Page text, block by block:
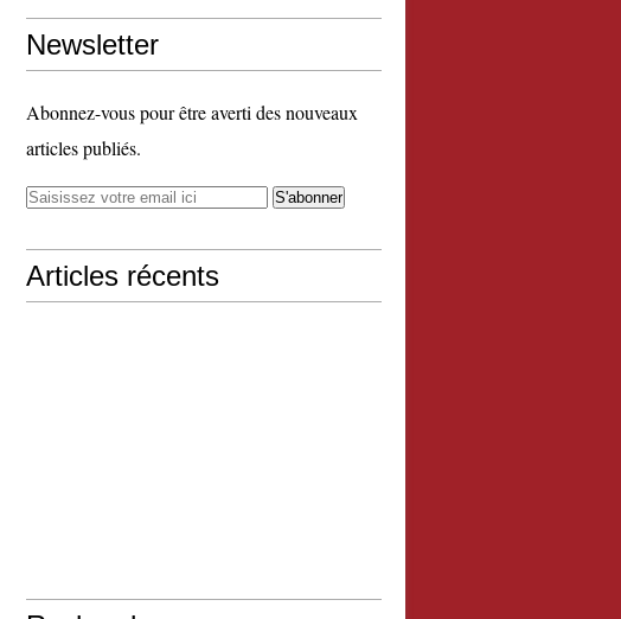
Newsletter
Abonnez-vous pour être averti des nouveaux
articles publiés.
Articles récents